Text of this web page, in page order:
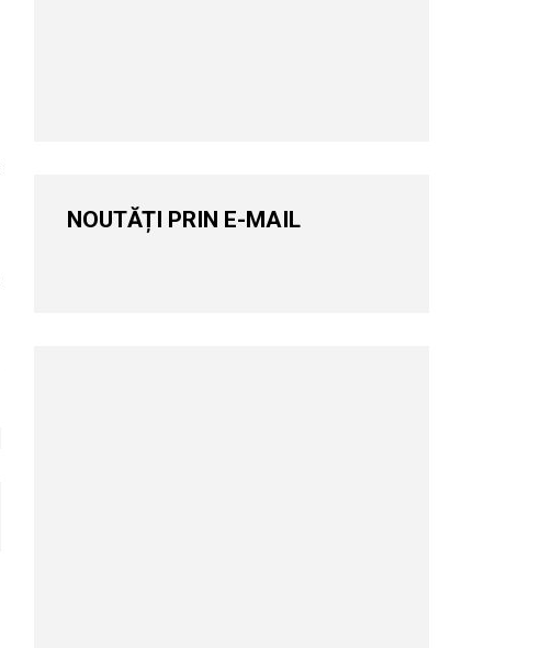
NOUTĂȚI PRIN E-MAIL